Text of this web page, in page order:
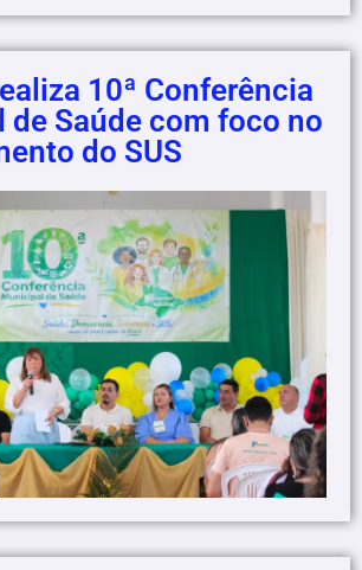
10ª Conferência
Saúde com foco no
do SUS